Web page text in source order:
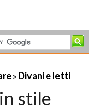
» Divani e letti
stile